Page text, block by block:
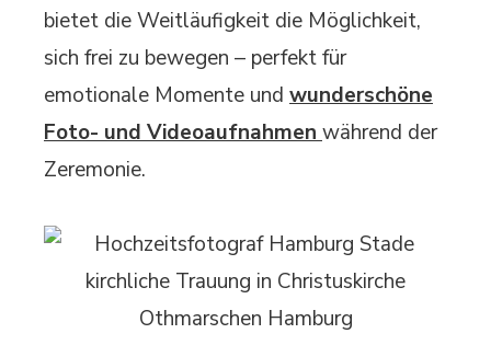
bietet die Weitläufigkeit die Möglichkeit,
sich frei zu bewegen – perfekt für
emotionale Momente und wunderschöne
Foto- und Videoaufnahmenwährend der
Zeremonie.